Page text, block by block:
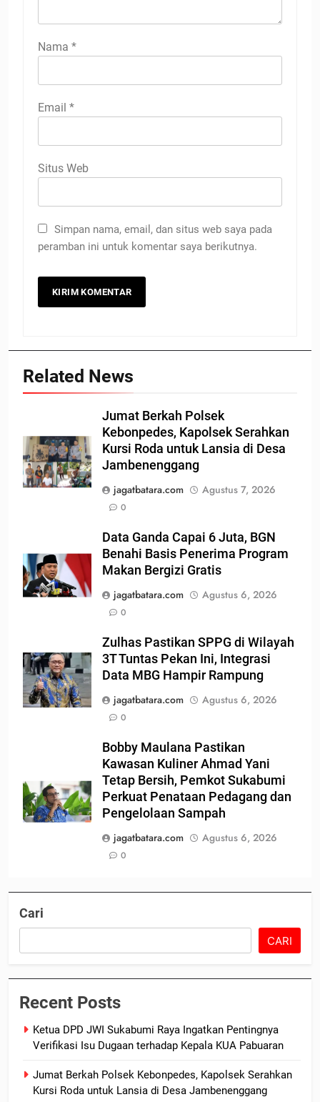
Nama *
Email *
Situs Web
Simpan nama, email, dan situs web saya pada
peramban ini untuk komentar saya berikutnya.
Related News
Jumat Berkah Polsek
Kebonpedes, Kapolsek Serahkan
Kursi Roda untuk Lansia di Desa
Jambenenggang
jagatbatara.com
Agustus 7, 2026
0
Data Ganda Capai 6 Juta, BGN
Benahi Basis Penerima Program
Makan Bergizi Gratis
jagatbatara.com
Agustus 6, 2026
0
Zulhas Pastikan SPPG di Wilayah
3T Tuntas Pekan Ini, Integrasi
Data MBG Hampir Rampung
jagatbatara.com
Agustus 6, 2026
0
Bobby Maulana Pastikan
Kawasan Kuliner Ahmad Yani
Tetap Bersih, Pemkot Sukabumi
Perkuat Penataan Pedagang dan
Pengelolaan Sampah
jagatbatara.com
Agustus 6, 2026
0
Cari
CARI
Recent Posts
Ketua DPD JWI Sukabumi Raya Ingatkan Pentingnya
Verifikasi Isu Dugaan terhadap Kepala KUA Pabuaran
Jumat Berkah Polsek Kebonpedes, Kapolsek Serahkan
Kursi Roda untuk Lansia di Desa Jambenenggang